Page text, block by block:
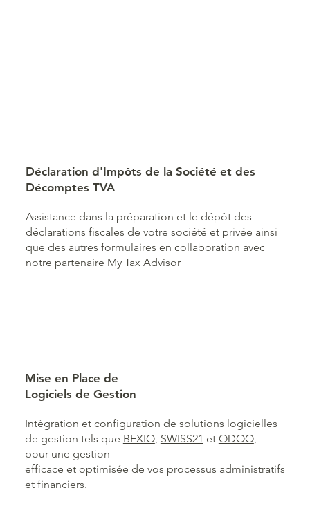
Assistance dans la préparation et le dépôt des
déclarations fiscales de votre société et privée ainsi
que des autres formulaires en collaboration avec
notre partenaire My Tax Advisor
Déclaration d'Impôts de la Société et des
Décomptes TVA
Intégration et configuration de solutions logicielles
de gestion tels que BEXIO, SWISS21 et ODOO,
pour une gestion
efficace et optimisée de vos processus administratifs
et financiers.
Mise en Place de
Logiciels de Gestion